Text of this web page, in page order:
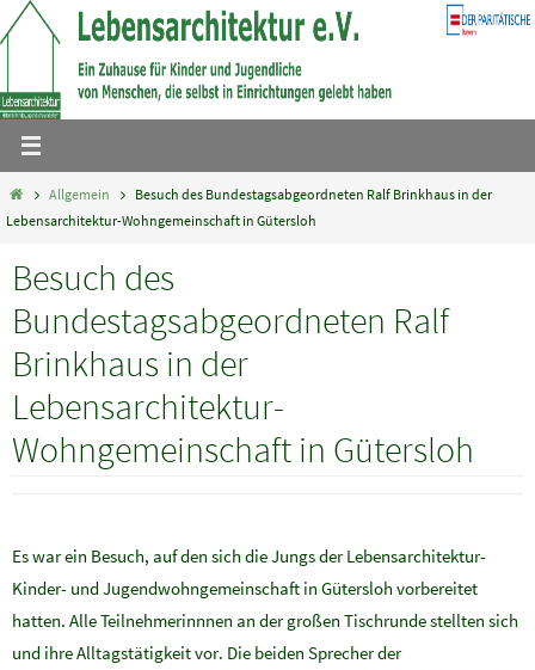
Zum
Inhalt
HomeAllgemein
Besuch des Bundestagsabgeordneten Ralf Brinkhaus in der
Lebensarchitektur-Wohngemeinschaft in Gütersloh
Besuch des
Bundestagsabgeordneten Ralf
Brinkhaus in der
Lebensarchitektur-
Wohngemeinschaft in Gütersloh
Es war ein Besuch, auf den sich die Jungs der Lebensarchitektur-
Kinder- und Jugendwohngemeinschaft in Gütersloh vorbereitet
hatten. Alle Teilnehmerinnnen an der großen Tischrunde stellten sich
und ihre Alltagstätigkeit vor. Die beiden Sprecher der